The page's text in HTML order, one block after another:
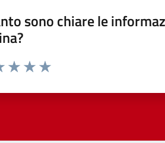
sono chiare le